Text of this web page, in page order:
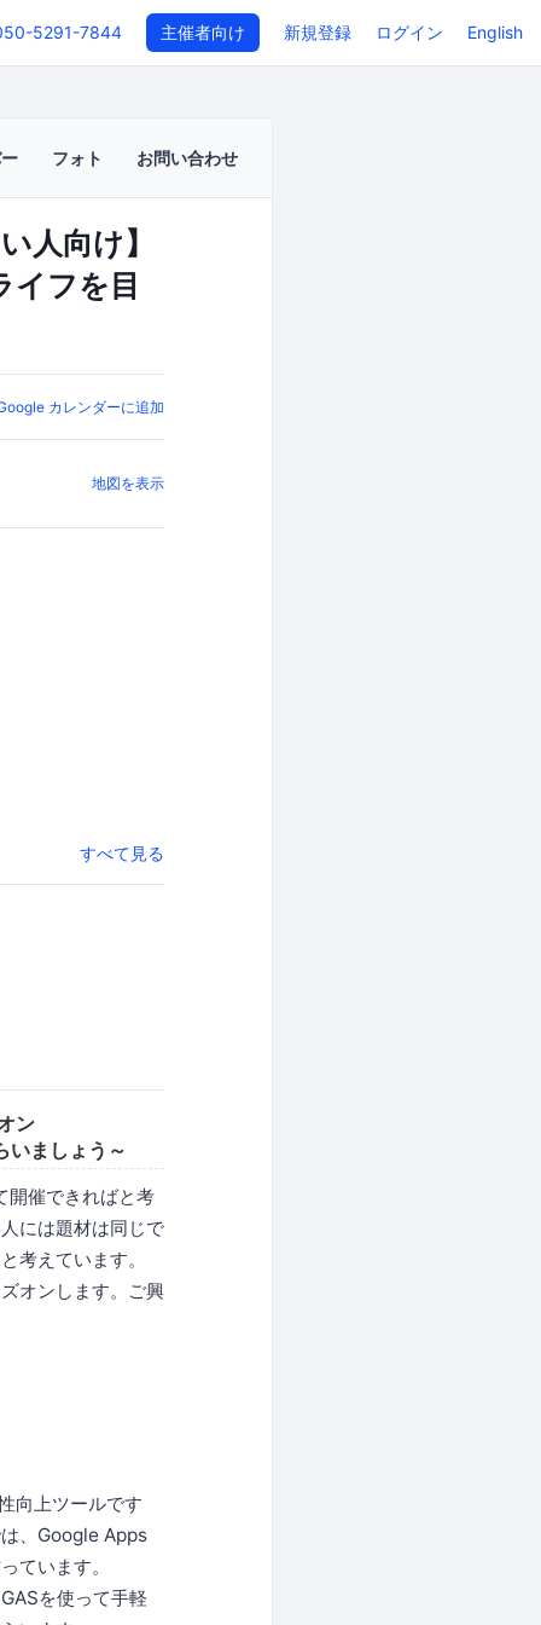
5291-7844 主催者向け 新規登録 ログイン English
フォト お問い合わせ
人向け】
フを目
カレンダーに追加
地図を表示
すべて見る
ン
いましょう～
開催できればと考
には題材は同じで
考えています。
オンします。ご興
向上ツールです
、Google Apps
ています。
を使って手軽